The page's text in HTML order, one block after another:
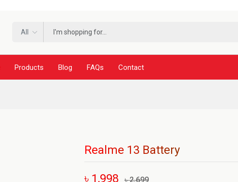
All
Products Blog FAQs Contact
Realme 13 Battery
৳ 1,998 ৳ 2,699